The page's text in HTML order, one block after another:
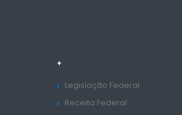
+
Legislação Federal
Receita Federal